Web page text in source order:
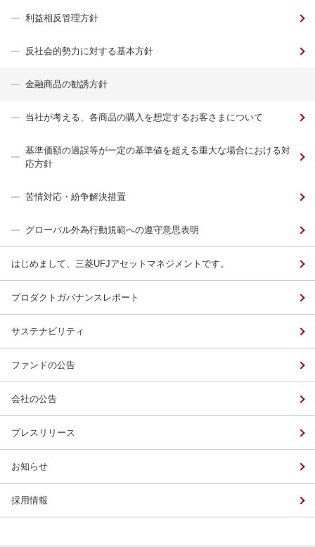
利益相反管理方針
反社会的勢力に対する基本方針
金融商品の勧誘方針
当社が考える、各商品の購入を想定するお客さまについて
基準価額の過誤等が一定の基準値を超える重大な場合における対
応方針
苦情対応・紛争解決措置
グローバル外為行動規範への遵守意思表明
はじめまして、三菱UFJアセットマネジメントです。
プロダクトガバナンスレポート
サステナビリティ
ファンドの公告
会社の公告
プレスリリース
お知らせ
採用情報